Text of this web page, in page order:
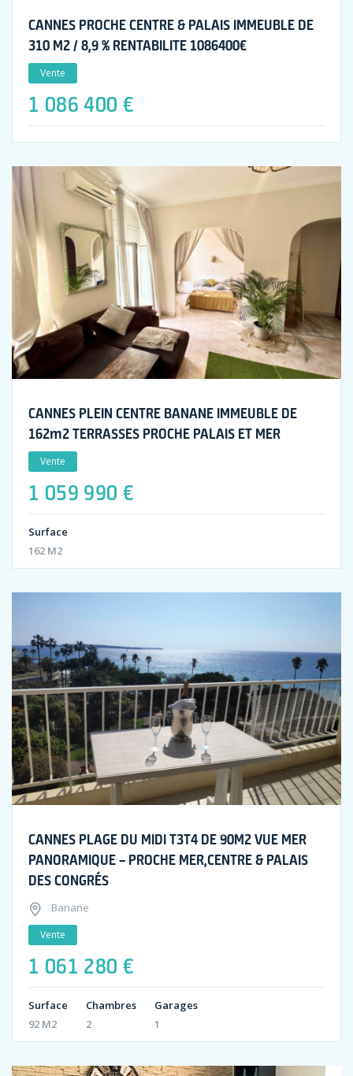
CANNES PROCHE CENTRE & PALAIS IMMEUBLE DE
310 M2 / 8,9 % RENTABILITE 1086400€
Vente
1 086 400 €
CANNES PLEIN CENTRE BANANE IMMEUBLE DE
162m2 TERRASSES PROCHE PALAIS ET MER
Vente
1 059 990 €
Surface
162 M2
CANNES PLAGE DU MIDI T3T4 DE 90M2 VUE MER
PANORAMIQUE – PROCHE MER,CENTRE & PALAIS
DES CONGRÉS
Banane
Vente
1 061 280 €
Surface
92 M2
Chambres
2
Garages
1